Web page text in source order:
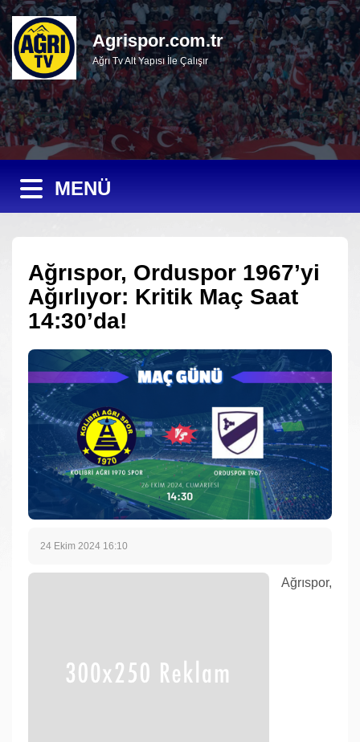
Agrispor.com.tr
Ağrı Tv Alt Yapısı İle Çalışır
MENÜ
Ağrıspor, Orduspor 1967’yi
Ağırlıyor: Kritik Maç Saat
14:30’da!
24 Ekim 2024 16:10
Ağrıspor,